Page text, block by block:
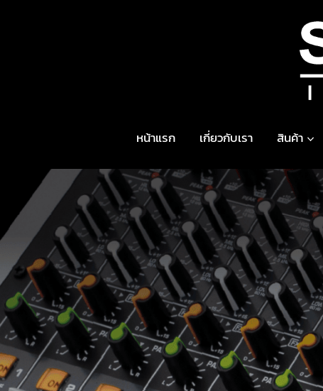
หน้าแรก เกี่ยวกับเรา สินค้า